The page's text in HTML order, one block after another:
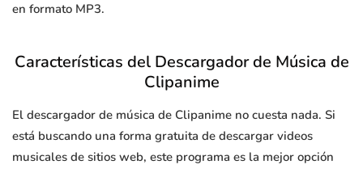
en formato MP3.
Características del Descargador de Música de
Clipanime
El descargador de música de Clipanime no cuesta nada. Si
está buscando una forma gratuita de descargar videos
musicales de sitios web, este programa es la mejor opción